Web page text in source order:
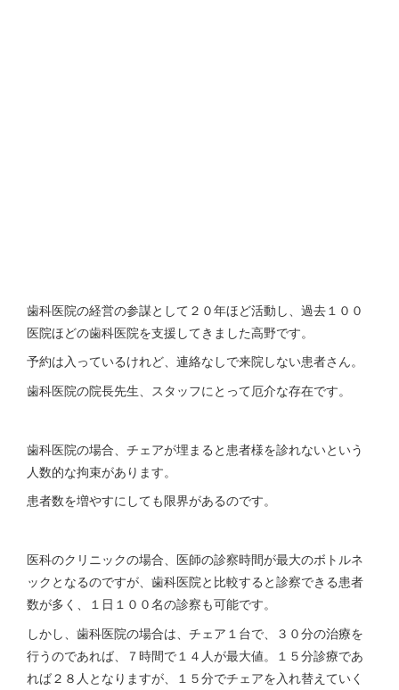
歯科医院の経営の参謀として２０年ほど活動し、過去１００
医院ほどの歯科医院を支援してきました高野です。
予約は入っているけれど、連絡なしで来院しない患者さん。
歯科医院の院長先生、スタッフにとって厄介な存在です。
歯科医院の場合、チェアが埋まると患者様を診れないという
人数的な拘束があります。
患者数を増やすにしても限界があるのです。
医科のクリニックの場合、医師の診察時間が最大のボトルネ
ックとなるのですが、歯科医院と比較すると診察できる患者
数が多く、１日１００名の診察も可能です。
しかし、歯科医院の場合は、チェア１台で、３０分の治療を
行うのであれば、７時間で１４人が最大値。１５分診療であ
れば２８人となりますが、１５分でチェアを入れ替えていく